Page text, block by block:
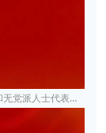
人士代表座谈会